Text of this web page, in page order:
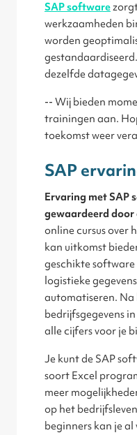
SAP software
werkzaamheden
worden
dezelfde
-- Wij bieden
trainingen aan.
toekomst weer
SAP
Ervaring met SAP
gewaardeerd
online cursus over
kan uitkomst
geschikte
logistieke
automatiseren. Na
bedrijfsgegevens
alle cijfers voor je
Je kunt de SAP
soort Excel
meer
op het
beginners kan je